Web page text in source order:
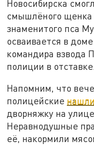
Новосибирска
смышлёного щенка
знаменитого пса
осваивается в
командира взвода
полиции в отставке.
Напомним, что
полицейские нашли
дворняжку на
Неравнодушные
её, накормили